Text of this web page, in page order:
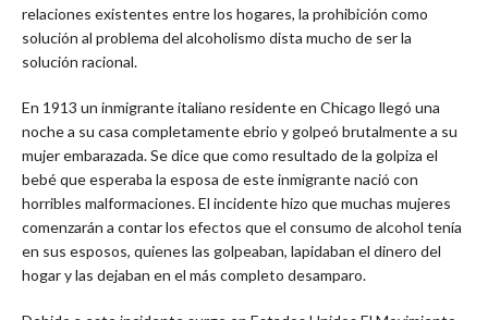
relaciones existentes entre los hogares, la prohibición como
solución al problema del alcoholismo dista mucho de ser la
solución racional.
En 1913 un inmigrante italiano residente en Chicago llegó una
noche a su casa completamente ebrio y golpeó brutalmente a su
mujer embarazada. Se dice que como resultado de la golpiza el
bebé que esperaba la esposa de este inmigrante nació con
horribles malformaciones. El incidente hizo que muchas mujeres
comenzarán a contar los efectos que el consumo de alcohol tenía
en sus esposos, quienes las golpeaban, lapidaban el dinero del
hogar y las dejaban en el más completo desamparo.